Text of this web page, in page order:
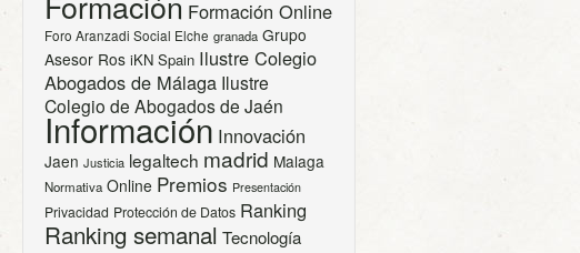
Formación Online
Foro Aranzadi Social Elche granada Grupo
Asesor Ros iKN Spain Ilustre Colegio
Abogados de Málaga Ilustre
Colegio de Abogados de Jaén
Información Innovación
Jaen Justicia legaltech madrid Malaga
Normativa Online Premios Presentación
Privacidad Protección de Datos Ranking
Ranking semanal Tecnología